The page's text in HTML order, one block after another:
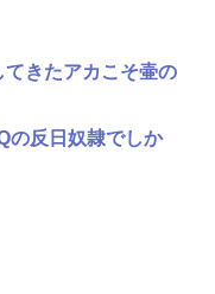
きたアカこそ壷の
の反日奴隷でしか